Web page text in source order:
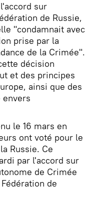
sur
de Russie,
"condamnait avec
prise par la
de la Crimée".
décision
et des principes
ainsi que des
envers
le 16 mars en
ont voté pour le
Russie. Ce
par l'accord sur
de Crimée
de